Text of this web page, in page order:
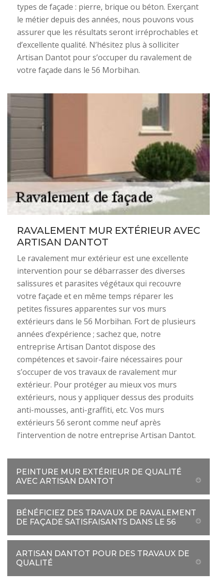
types de façade : pierre, brique ou béton. Exerçant
le métier depuis des années, nous pouvons vous
assurer que les résultats seront irréprochables et
d’excellente qualité. N’hésitez plus à solliciter
Artisan Dantot pour s’occuper du ravalement de
votre façade dans le 56 Morbihan.
RAVALEMENT MUR EXTÉRIEUR AVEC
ARTISAN DANTOT
Le ravalement mur extérieur est une excellente
intervention pour se débarrasser des diverses
salissures et parasites végétaux qui recouvre
votre façade et en même temps réparer les
petites fissures apparentes sur vos murs
extérieurs dans le 56 Morbihan. Fort de plusieurs
années d’expérience ; sachez que, notre
entreprise Artisan Dantot dispose des
compétences et savoir-faire nécessaires pour
s’occuper de vos travaux de ravalement mur
extérieur. Pour protéger au mieux vos murs
extérieurs, nous y appliquer dessus des produits
anti-mousses, anti-graffiti, etc. Vos murs
extérieurs 56 seront comme neuf après
l’intervention de notre entreprise Artisan Dantot.
PEINTURE MUR EXTÉRIEUR DE QUALITÉ
AVEC ARTISAN DANTOT
BÉNÉFICIEZ DES TRAVAUX DE RAVALEMENT
DE FAÇADE SATISFAISANTS DANS LE 56
ARTISAN DANTOT POUR DES TRAVAUX DE
QUALITÉ